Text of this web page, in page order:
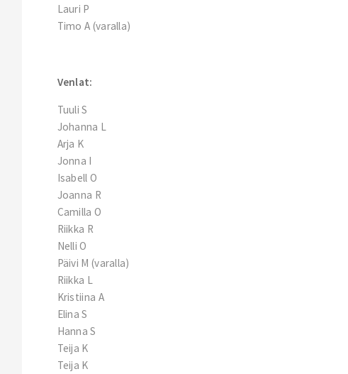
Lauri P
Timo A (varalla)
Venlat:
Tuuli S
Johanna L
Arja K
Jonna I
Isabell O
Joanna R
Camilla O
Riikka R
Nelli O
Päivi M (varalla)
Riikka L
Kristiina A
Elina S
Hanna S
Teija K
Teija K